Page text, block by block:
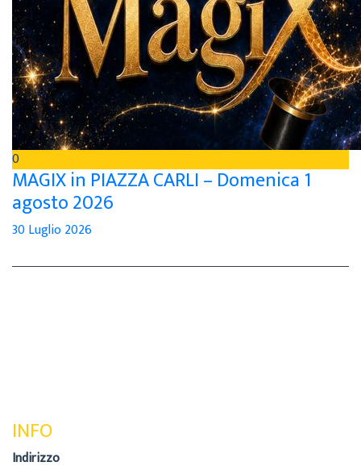
0
MAGIX in PIAZZA CARLI – Domenica 1
agosto 2026
30 Luglio 2026
INFO
Indirizzo